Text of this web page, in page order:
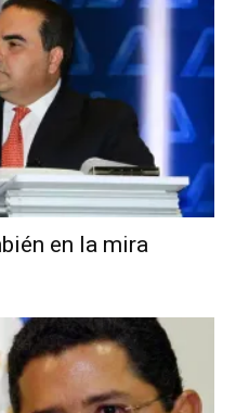
en la mira